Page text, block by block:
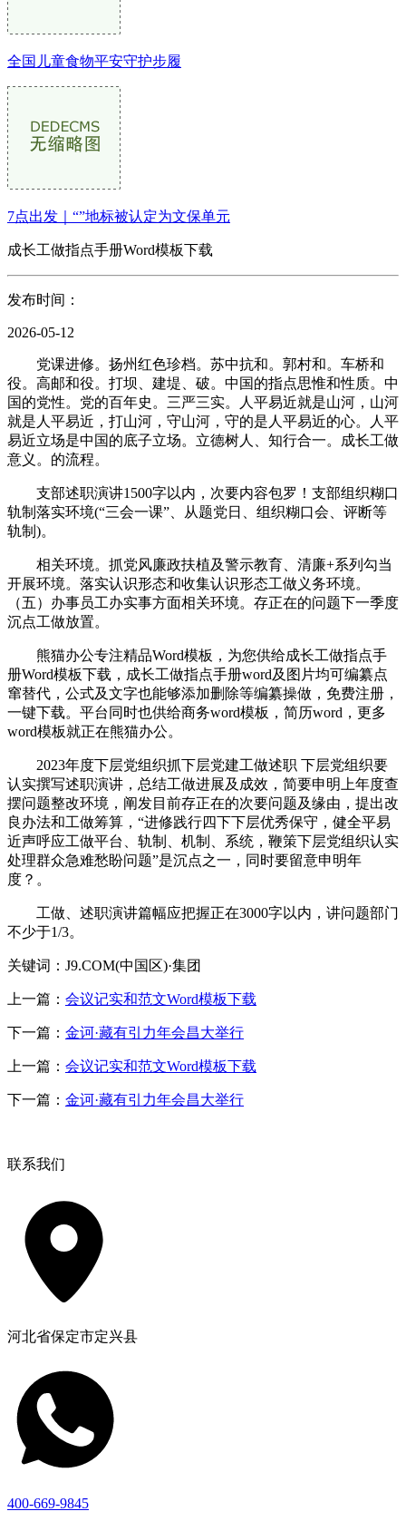
全国儿童食物平安守护步履
7点出发｜“”地标被认定为文保单元
成长工做指点手册Word模板下载
发布时间：
2026-05-12
党课进修。扬州红色珍档。苏中抗和。郭村和。车桥和
役。高邮和役。打坝、建堤、破。中国的指点思惟和性质。中
国的党性。党的百年史。三严三实。人平易近就是山河，山河
就是人平易近，打山河，守山河，守的是人平易近的心。人平
易近立场是中国的底子立场。立德树人、知行合一。成长工做
意义。的流程。
支部述职演讲1500字以内，次要内容包罗！支部组织糊口
轨制落实环境(“三会一课”、从题党日、组织糊口会、评断等
轨制)。
相关环境。抓党风廉政扶植及警示教育、清廉+系列勾当
开展环境。落实认识形态和收集认识形态工做义务环境。
（五）办事员工办实事方面相关环境。存正在的问题下一季度
沉点工做放置。
熊猫办公专注精品Word模板，为您供给成长工做指点手
册Word模板下载，成长工做指点手册word及图片均可编纂点
窜替代，公式及文字也能够添加删除等编纂操做，免费注册，
一键下载。平台同时也供给商务word模板，简历word，更多
word模板就正在熊猫办公。
2023年度下层党组织抓下层党建工做述职 下层党组织要
认实撰写述职演讲，总结工做进展及成效，简要申明上年度查
摆问题整改环境，阐发目前存正在的次要问题及缘由，提出改
良办法和工做筹算，“进修践行四下下层优秀保守，健全平易
近声呼应工做平台、轨制、机制、系统，鞭策下层党组织认实
处理群众急难愁盼问题”是沉点之一，同时要留意申明年
度？。
工做、述职演讲篇幅应把握正在3000字以内，讲问题部门
不少于1/3。
关键词：J9.COM(中国区)·集团
上一篇： 会议记实和范文Word模板下载
下一篇： 金诃·藏有引力年会昌大举行
上一篇： 会议记实和范文Word模板下载
下一篇： 金诃·藏有引力年会昌大举行
联系我们
河北省保定市定兴县
400-669-9845